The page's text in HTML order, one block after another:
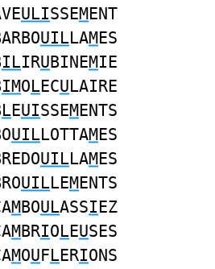
ULISSEMENT
UILLAMES
ILIRUBINEMIE
IMOLECULAIRE
LEUISSEMENTS
UILLOTTAMES
UILLAMES
UILLEMENTS
MBOULASSIEZ
MBRIOLEUSES
MOUFLERIONS